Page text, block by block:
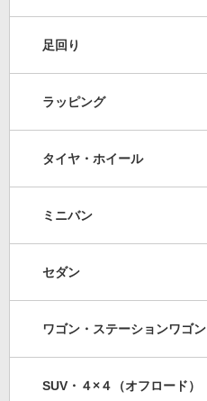
足回り
ラッピング
タイヤ・ホイール
ミニバン
セダン
ワゴン・ステーションワゴン
SUV・４×４（オフロード）